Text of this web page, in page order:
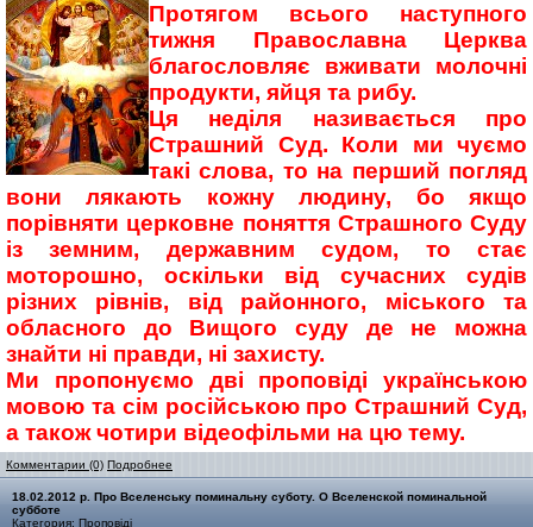
Протягом всього наступного
тижня Православна Церква
благословляє вживати молочні
продукти, яйця та рибу.
Ця неділя називається про
Страшний Суд. Коли ми чуємо
такі слова, то на перший погляд
вони лякають кожну людину, бо якщо
порівняти церковне поняття Страшного Суду
із земним, державним судом, то стає
моторошно, оскільки від сучасних судів
різних рівнів, від районного, міського та
обласного до Вищого суду де не можна
знайти ні правди, ні захисту.
Ми пропонуємо дві проповіді українською
мовою та сім російською про Страшний Суд,
а також чотири відеофільми на цю тему.
Комментарии (0) Подробнее
18.02.2012 р. Про Вселенську поминальну суботу. О Вселенской поминальной
субботе
Категория: Проповіді